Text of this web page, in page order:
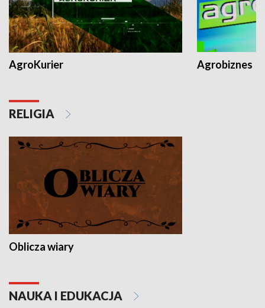
AgroKurier Agrobiznes
RELIGIA
Oblicza wiary
NAUKA I EDUKACJA